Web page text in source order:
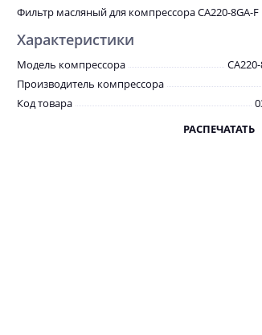
Фильтр масляный для компрессора CA220-8GA-F
Характеристики
Модель компрессора
Производитель компрессора
Код товара
РАСПЕЧАТАТЬ